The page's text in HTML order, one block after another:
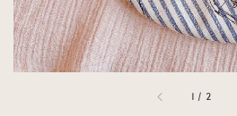
1 / 2